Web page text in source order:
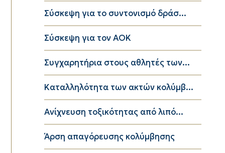
Σύσκεψη για το συντονισμό δράσ...
Σύσκεψη για τον ΑΟΚ
Συγχαρητήρια στους αθλητές των...
Καταλληλότητα των ακτών κολύμβ...
Ανίχνευση τοξικότητας από λιπό...
Άρση απαγόρευσης κολύμβησης